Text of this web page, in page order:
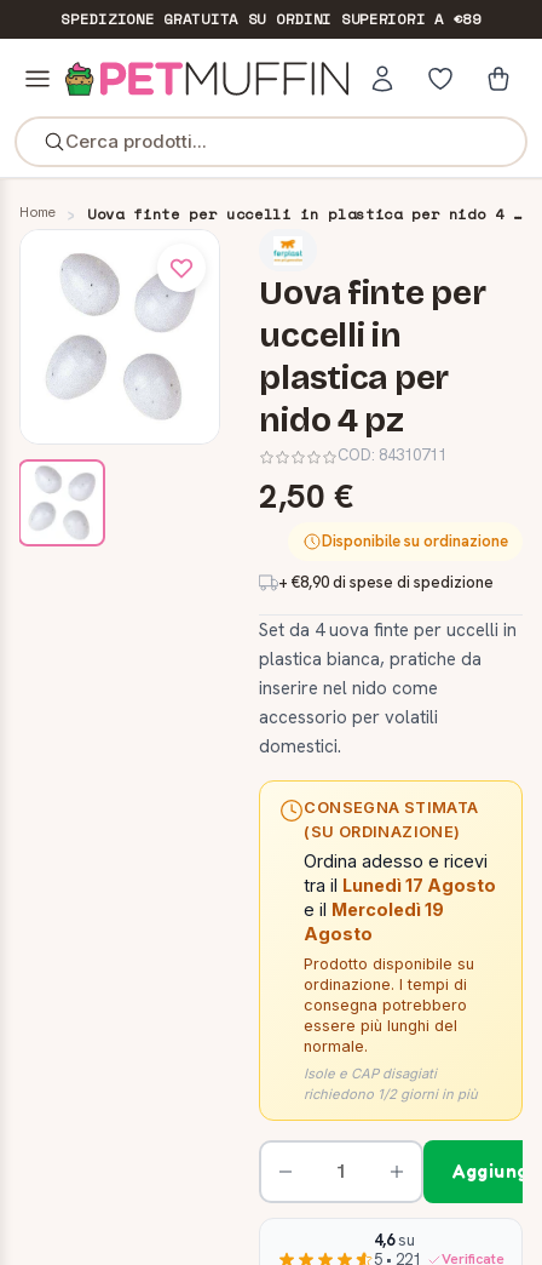
SPEDIZIONE GRATUITASU ORDINI SUPERIORI A €89
Cerca prodotti...
Home Uova finte per uccelli in plastica per nido 4 pz
Uova finte per
uccelli in
plastica per
nido 4 pz
COD: 84310711
2,50 €
Disponibile su ordinazione
+ €8,90 di spese di spedizione
Set da 4 uova finte per uccelli in
plastica bianca, pratiche da
inserire nel nido come
accessorio per volatili
domestici.
CONSEGNA STIMATA
(SU ORDINAZIONE)
Ordina adesso e ricevi
tra il Lunedì 17 Agosto
e il Mercoledì 19
Agosto
Prodotto disponibile su
ordinazione. I tempi di
consegna potrebbero
essere più lunghi del
normale.
Isole e CAP disagiati
richiedono 1/2 giorni in più
4,6su
5 • 221
Verificate